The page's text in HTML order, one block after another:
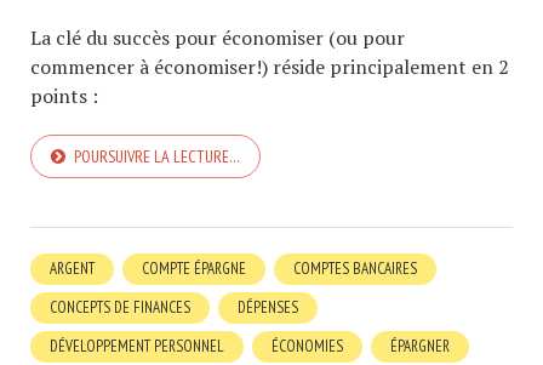
La clé du succès pour économiser (ou pour
commencer à économiser!) réside principalement en 2
points :
POURSUIVRE LA LECTURE…
ARGENT COMPTE ÉPARGNE
COMPTES BANCAIRES
CONCEPTS DE FINANCES
DÉPENSES
DÉVELOPPEMENT PERSONNEL
ÉCONOMIES
ÉPARGNER